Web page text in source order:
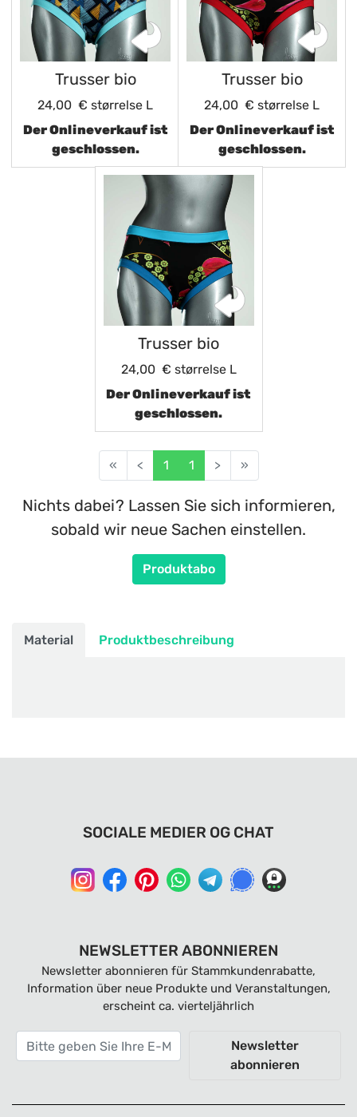
Trusser bio
24,00 € størrelse L
Der Onlineverkauf ist
geschlossen.
Trusser bio
24,00 € størrelse L
Der Onlineverkauf ist
geschlossen.
Trusser bio
24,00 € størrelse L
Der Onlineverkauf ist
geschlossen.
« < 1 1 > »
Nichts dabei? Lassen Sie sich informieren,
sobald wir neue Sachen einstellen.
Produktabo
Material Produktbeschreibung
SOCIALE MEDIER OG CHAT
NEWSLETTER ABONNIEREN
Newsletter abonnieren für Stammkundenrabatte,
Information über neue Produkte und Veranstaltungen,
erscheint ca. vierteljährlich
Newsletter
abonnieren